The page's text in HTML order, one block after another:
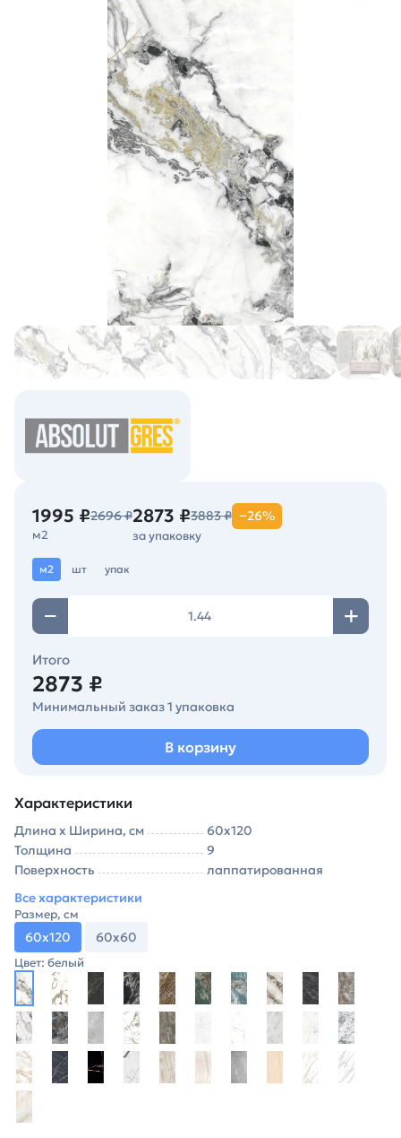
1995 ₽2696 ₽
м2
2873 ₽3883 ₽ −26%
за упаковку
м2 шт упак
Итого
2873 ₽
Минимальный заказ 1 упаковка
В корзину
Характеристики
Длина х Ширина, см
60х120
Толщина
9
Поверхность
лаппатированная
Все характеристики
Размер, см
60х120 60х60
Цвет: белый